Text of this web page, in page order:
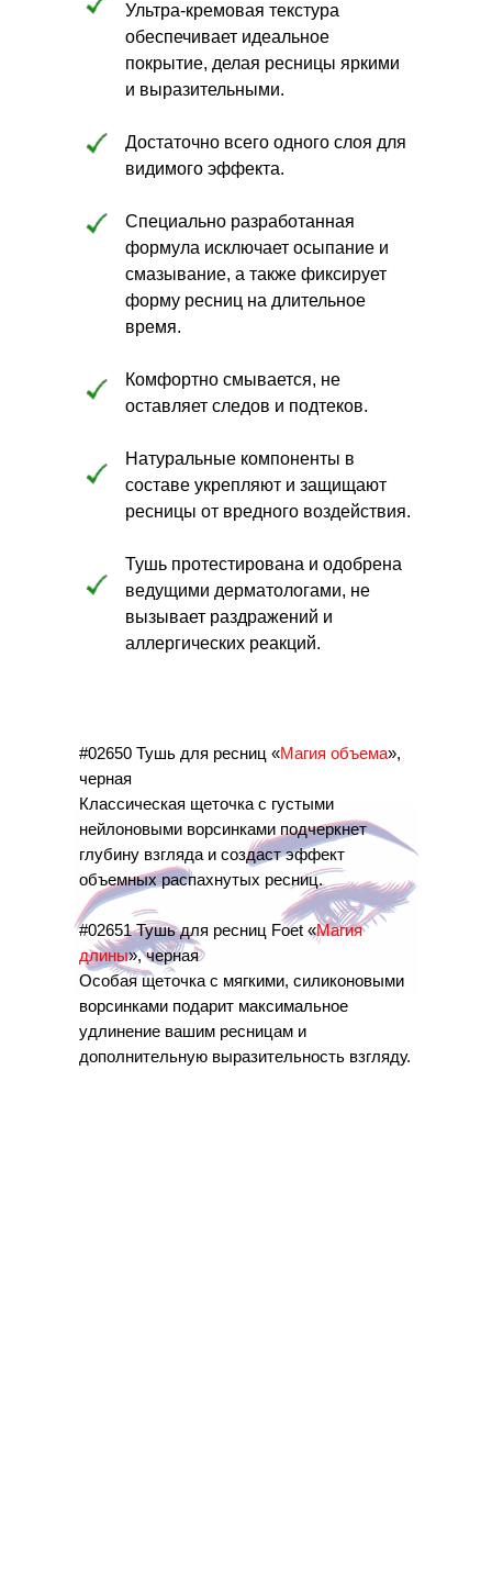
Ультра-кремовая текстура
обеспечивает идеальное
покрытие, делая ресницы яркими
и выразительными.
Достаточно всего одного слоя для
видимого эффекта.
Специально разработанная
формула исключает осыпание и
смазывание, а также фиксирует
форму ресниц на длительное
время.
Комфортно смывается, не
оставляет следов и подтеков.
Натуральные компоненты в
составе укрепляют и защищают
ресницы от вредного воздействия.
Тушь протестирована и одобрена
ведущими дерматологами, не
вызывает раздражений и
аллергических реакций.
#02650 Тушь для ресниц «Магия объема»,
черная
Классическая щеточка с густыми
нейлоновыми ворсинками подчеркнет
глубину взгляда и создаст эффект
объемных распахнутых ресниц.
#02651 Тушь для ресниц Foet «Магия
длины», черная
Особая щеточка с мягкими, силиконовыми
ворсинками подарит максимальное
удлинение вашим ресницам и
дополнительную выразительность взгляду.